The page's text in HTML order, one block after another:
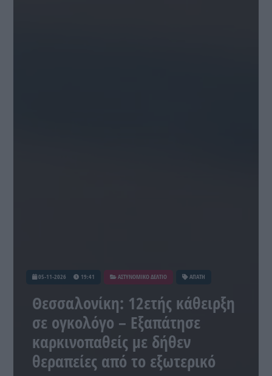
05-11-2026 19:41 ΑΣΤΥΝΟΜΙΚΟ ΔΕΛΤΙΟ ΑΠΑΤΗ
Θεσσαλονίκη: 12ετής κάθειρξη
σε ογκολόγο – Εξαπάτησε
καρκινοπαθείς με δήθεν
θεραπείες από το εξωτερικό